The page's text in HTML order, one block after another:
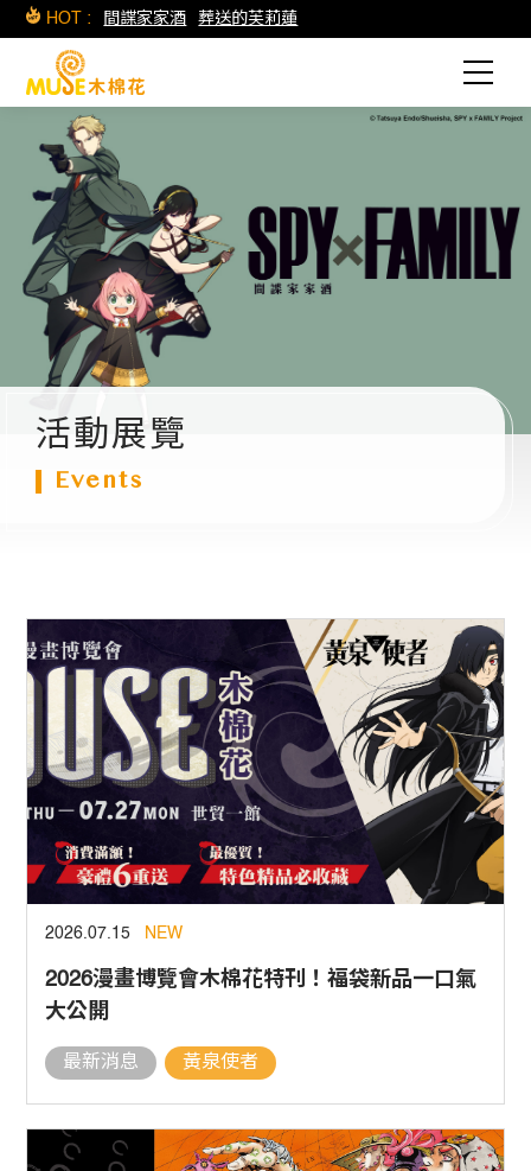
HOT : 間諜家家酒 葬送的芙莉蓮
活動展覽
Events
2026.07.15 NEW
2026漫畫博覽會木棉花特刊！福袋新品一口氣
大公開
最新消息 黃泉使者